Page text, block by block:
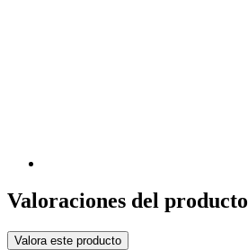
Valoraciones del producto
Valora este producto